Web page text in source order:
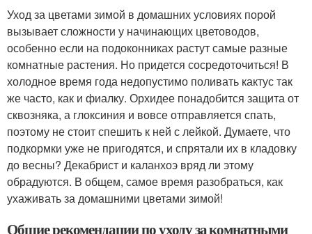
Уход за цветами зимой в домашних условиях порой
вызывает сложности у начинающих цветоводов,
особенно если на подоконниках растут самые разные
комнатные растения. Но придется сосредоточиться! В
холодное время года недопустимо поливать кактус так
же часто, как и фиалку. Орхидее понадобится защита от
сквозняка, а глоксиния и вовсе отправляется спать,
поэтому не стоит спешить к ней с лейкой. Думаете, что
подкормки уже не пригодятся, и спрятали их в кладовку
до весны? Декабрист и каланхоэ вряд ли этому
обрадуются. В общем, самое время разобраться, как
ухаживать за домашними цветами зимой!
Общие рекомендации по уходу за комнатными